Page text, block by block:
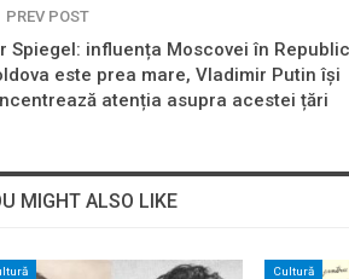
PREV POST
Spiegel: influența Moscovei în
este prea mare, Vladimir Putin își
atenția asupra acestei țări
MIGHT ALSO LIKE
Cultură